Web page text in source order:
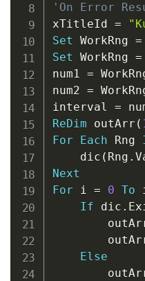
'On Error
xTitleId =
Set WorkRng =
Set WorkRng =
num1 =
num2 =
interval =
ReDim outArr (
For
Each Rng
    dic
( Rng .
Next
For i = 0 To
If dic .
Else